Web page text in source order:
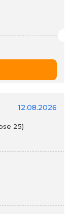
12.08.2026
25)